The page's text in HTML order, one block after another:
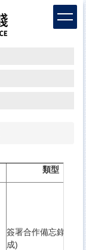
類型
簽署合作備忘錄(已完
成)